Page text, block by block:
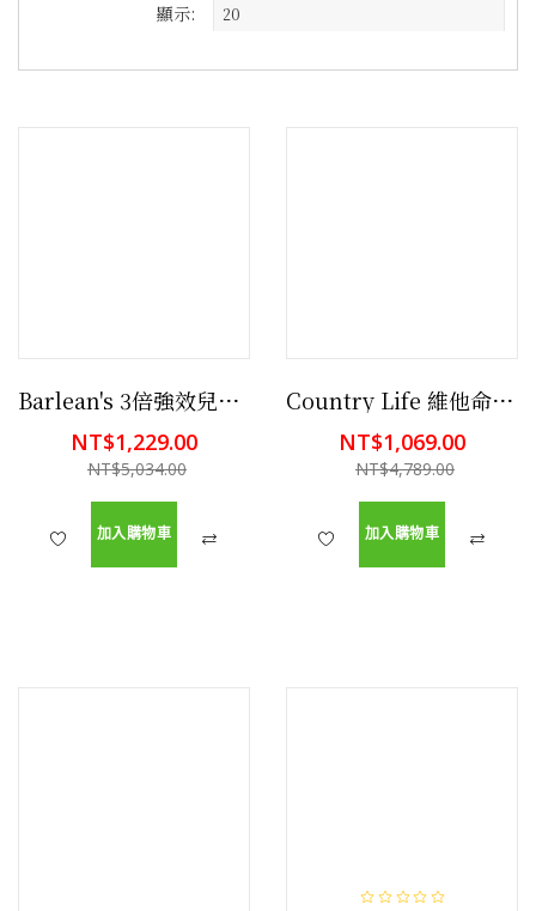
顯示:
Barlean's 3倍強效兒童魚油 8oz 檸檬味
NT$1,229.00
NT$5,034.00
加入購物車
Country Life 維他命D3 200顆軟膠囊 有益骨骼,有益牙齒及免疫,有益心血管
NT$1,069.00
NT$4,789.00
加入購物車